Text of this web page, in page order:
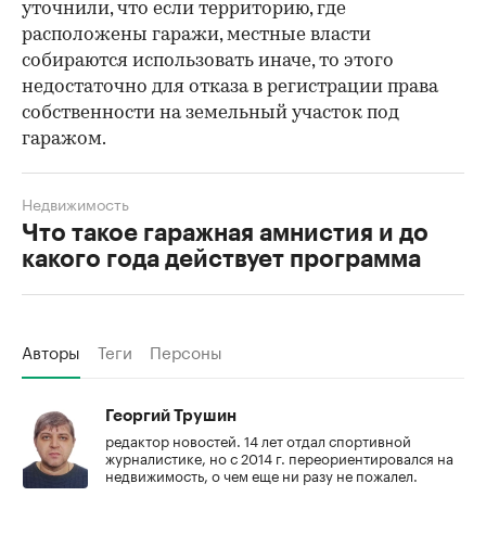
уточнили, что если территорию, где
расположены гаражи, местные власти
собираются использовать иначе, то этого
недостаточно для отказа в регистрации права
собственности на земельный участок под
гаражом.
Что такое гаражная амнистия и до
какого года действует программа
Недвижимость
Авторы Теги Персоны
Георгий Трушин
редактор новостей. 14 лет отдал спортивной
журналистике, но с 2014 г. переориентировался на
недвижимость, о чем еще ни разу не пожалел.